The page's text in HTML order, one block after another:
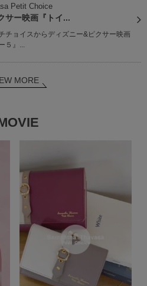
Petit Choice
サー映画『トイ...
チョイスからディズニー&ピクサー映画
５』...
MORE